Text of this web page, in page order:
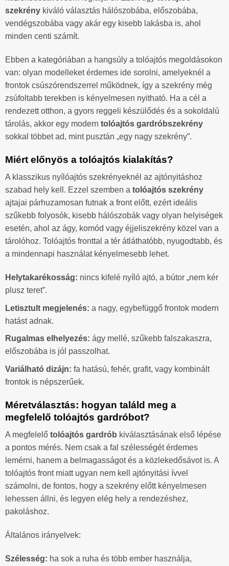
szekrény kiváló választás hálószobába, előszobába,
vendégszobába vagy akár egy kisebb lakásba is, ahol
minden centi számít.
Ebben a kategóriában a hangsúly a tolóajtós megoldásokon
van: olyan modelleket érdemes ide sorolni, amelyeknél a
frontok csúszórendszerrel működnek, így a szekrény még
zsúfoltabb terekben is kényelmesen nyitható. Ha a cél a
rendezett otthon, a gyors reggeli készülődés és a sokoldalú
tárolás, akkor egy modern tolóajtós gardróbszekrény
sokkal többet ad, mint pusztán „egy nagy szekrény”.
Miért előnyös a tolóajtós kialakítás?
A klasszikus nyílóajtós szekrényeknél az ajtónyitáshoz
szabad hely kell. Ezzel szemben a tolóajtós szekrény
ajtajai párhuzamosan futnak a front előtt, ezért ideális
szűkebb folyosók, kisebb hálószobák vagy olyan helyiségek
esetén, ahol az ágy, komód vagy éjjeliszekrény közel van a
tárolóhoz. Tolóajtós fronttal a tér átláthatóbb, nyugodtabb, és
a mindennapi használat kényelmesebb lehet.
Helytakarékosság: nincs kifelé nyíló ajtó, a bútor „nem kér
plusz teret”.
Letisztult megjelenés: a nagy, egybefüggő frontok modern
hatást adnak.
Rugalmas elhelyezés: ágy mellé, szűkebb falszakaszra,
előszobába is jól passzolhat.
Variálható dizájn: fa hatású, fehér, grafit, vagy kombinált
frontok is népszerűek.
Méretválasztás: hogyan találd meg a
megfelelő tolóajtós gardróbot?
A megfelelő tolóajtós gardrób kiválasztásának első lépése
a pontos mérés. Nem csak a fal szélességét érdemes
lemérni, hanem a belmagasságot és a közlekedősávot is. A
tolóajtós front miatt ugyan nem kell ajtónyitási ívvel
számolni, de fontos, hogy a szekrény előtt kényelmesen
lehessen állni, és legyen elég hely a rendezéshez,
pakoláshoz.
Általános irányelvek:
Szélesség: ha sok a ruha és több ember használja,